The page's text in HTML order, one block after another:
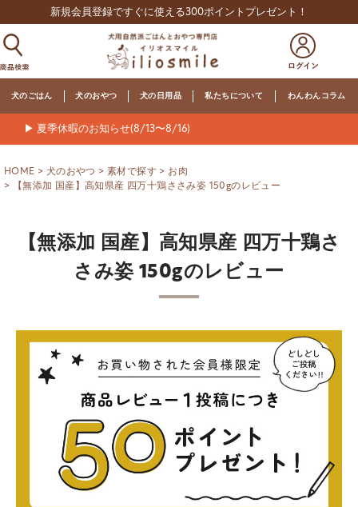
新規会員登録ですぐに使える300ポイントプレゼント！
犬のごはん 犬のおやつ 犬の日用品 私たちについて わんわんコラム
▶ 夏季休暇のお知らせ(8/13〜8/16)
HOME 犬のおやつ 素材で探す
お肉
【無添加 国産】高知県産 四万十鶏ささみ姿 150gのレビュー
【無添加 国産】高知県産 四万十鶏さ
さみ姿 150gのレビュー